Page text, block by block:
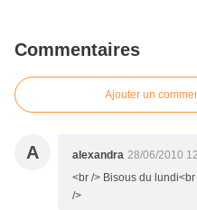
Commentaires
Ajouter un
A alexandra 28/06/2010
<br /> Bisous du
/>